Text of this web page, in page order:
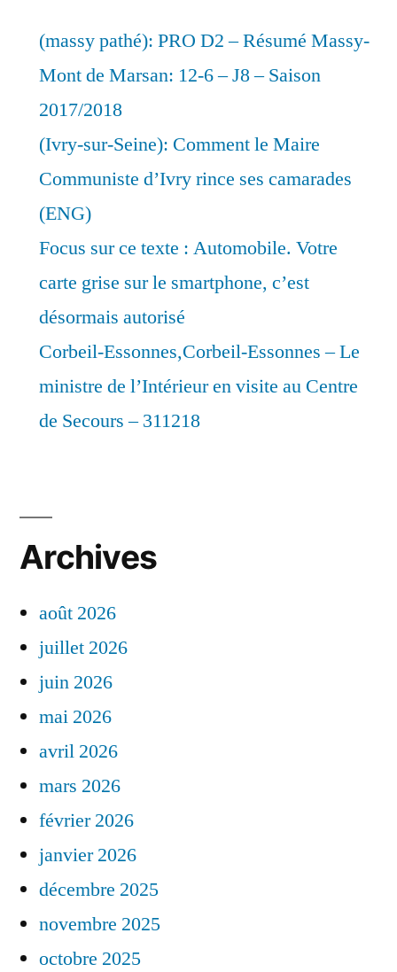
(massy pathé): PRO D2 – Résumé Massy-
Mont de Marsan: 12-6 – J8 – Saison
2017/2018
(Ivry-sur-Seine): Comment le Maire
Communiste d’Ivry rince ses camarades
(ENG)
Focus sur ce texte : Automobile. Votre
carte grise sur le smartphone, c’est
désormais autorisé
Corbeil-Essonnes,Corbeil-Essonnes – Le
ministre de l’Intérieur en visite au Centre
de Secours – 311218
Archives
août 2026
juillet 2026
juin 2026
mai 2026
avril 2026
mars 2026
février 2026
janvier 2026
décembre 2025
novembre 2025
octobre 2025